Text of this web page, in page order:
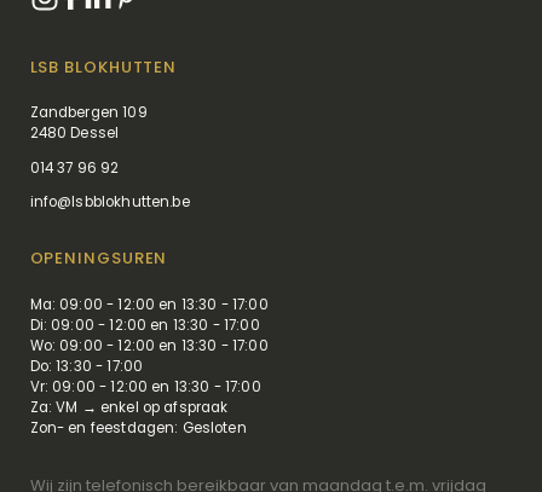
LSB BLOKHUTTEN
Zandbergen 109
2480 Dessel
014 37 96 92
info@lsbblokhutten.be
OPENINGSUREN
Ma: 09:00 - 12:00 en 13:30 - 17:00
Di: 09:00 - 12:00 en 13:30 - 17:00
Wo: 09:00 - 12:00 en 13:30 - 17:00
Do: 13:30 - 17:00
Vr: 09:00 - 12:00 en 13:30 - 17:00
Za: VM → enkel op afspraak
Zon- en feestdagen: Gesloten
Wij zijn telefonisch bereikbaar van maandag t.e.m. vrijdag